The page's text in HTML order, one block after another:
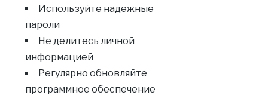
Используйте надежные
пароли
Не делитесь личной
информацией
Регулярно обновляйте
программное обеспечение